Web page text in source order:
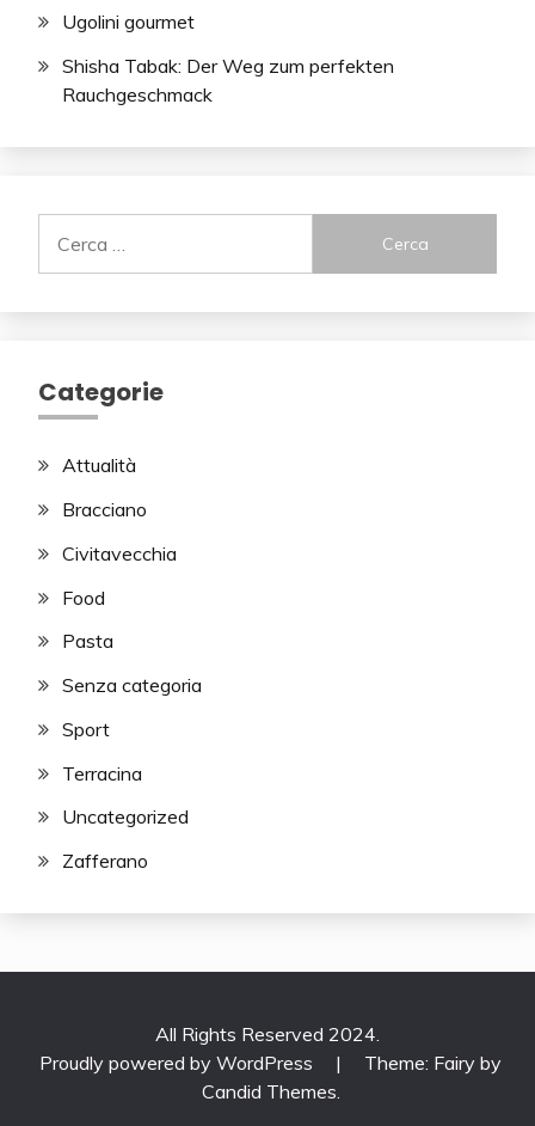
Ugolini gourmet
Shisha Tabak: Der Weg zum perfekten
Rauchgeschmack
per:
Categorie
Attualità
Bracciano
Civitavecchia
Food
Pasta
Senza categoria
Sport
Terracina
Uncategorized
Zafferano
All Rights Reserved 2024.
Proudly powered by WordPress
|
Theme: Fairy by
Candid Themes.